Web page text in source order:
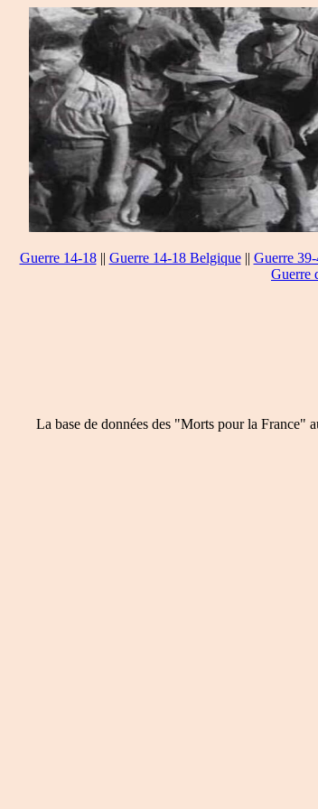
Guerre 14-18|| Guerre 14-18 Belgique|| Guerre
Guerre
La base de données des "Morts pour la France"